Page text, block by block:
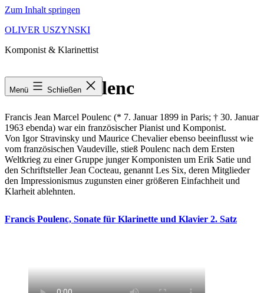
Zum Inhalt springen
OLIVER USZYNSKI
Komponist & Klarinettist
Menü Schließen
Francis Poulenc
Francis Jean Marcel Poulenc (* 7. Januar 1899 in Paris; † 30. Januar
1963 ebenda) war ein französischer Pianist und Komponist.
Von Igor Stravinsky und Maurice Chevalier ebenso beeinflusst wie
vom französischen Vaudeville, stieß Poulenc nach dem Ersten
Weltkrieg zu einer Gruppe junger Komponisten um Erik Satie und
den Schriftsteller Jean Cocteau, genannt Les Six, deren Mitglieder
den Impressionismus zugunsten einer größeren Einfachheit und
Klarheit ablehnten.
Francis Poulenc, Sonate für Klarinette und Klavier 2. Satz